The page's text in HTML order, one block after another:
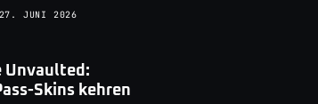
27. JUNI 2026
Unvaulted:
Skins kehren